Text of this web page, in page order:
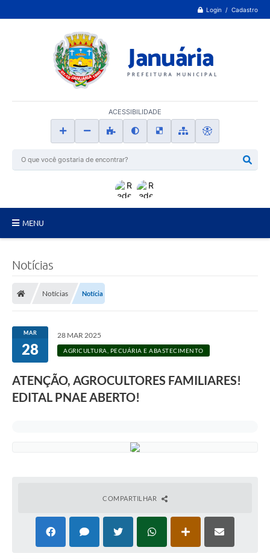
Login / Cadastro
ACESSIBILIDADE
MENU
Secretarias
Tributos
Contratos
Ouvidoria
Notícias
Notícias Notícia
MAR
28
28 MAR 2025
AGRICULTURA, PECUÁRIA E ABASTECIMENTO
ATENÇÃO, AGROCULTORES FAMILIARES!
EDITAL PNAE ABERTO!
COMPARTILHAR